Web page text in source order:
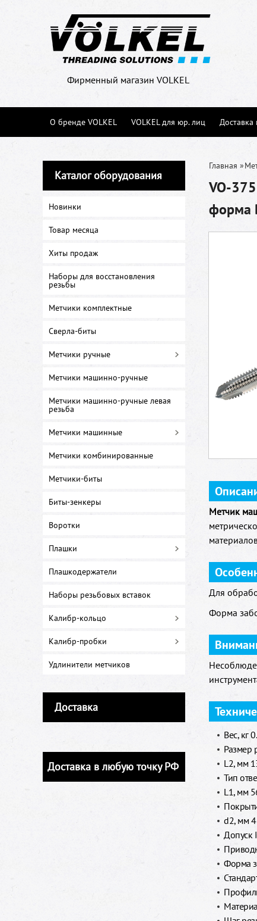
Фирменный магазин VOLKEL
О бренде VOLKEL VOLKEL для юр. лиц Доставка
Каталог оборудования
Новинки
Товар месяца
Хиты продаж
Наборы для восстановления
резьбы
Метчики комплектные
Сверла-биты
Метчики ручные
Метчики машинно-ручные
Метчики машинно-ручные левая
резьба
Метчики машинные
Метчики комбинированные
Метчики-биты
Биты-зенкеры
Воротки
Плашки
Плашкодержатели
Наборы резьбовых вставок
Калибр-кольцо
Калибр-пробки
Удлинители метчиков
Доставка
Доставка в любую точку РФ
Главная »
VO-
форма
Метчик
Для
Форма
Вес, кг
Размер
L2, мм
Тип
L1, мм
d2, мм 4
Допуск
Форма